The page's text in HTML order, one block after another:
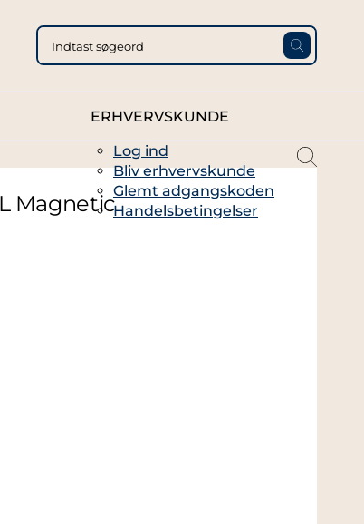
ERHVERVSKUNDE
Log ind
Bliv erhvervskunde
Glemt adgangskoden
Handelsbetingelser
Magnetic